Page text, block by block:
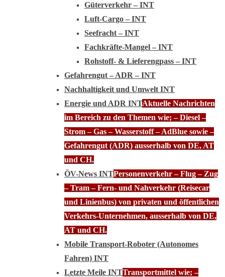
Güterverkehr – INT
Luft-Cargo – INT
Seefracht – INT
Fachkräfte-Mangel – INT
Rohstoff- & Lieferengpass – INT
Gefahrengut – ADR – INT
Nachhaltigkeit und Umwelt INT
Energie und ADR INTAktuelle Nachrichten
im Bereich zu den Themen wie; – Diesel –
Strom – Gas – Wasserstoff – AdBlue sowie –
Gefahrengut (ADR) ausserhalb von DE, AT
und CH.
ÖV-News INTPersonenverkehr – Flug – Zug
– Tram – Fern- und Nahverkehr (Reisecar
und Linienbus) von privaten und öffentlichen
Verkehrs-Unternehmen, ausserhalb von DE,
AT und CH.
Mobile Transport-Roboter (Autonomes
Fahren) INT
Letzte Meile INTTransportmittel wie; –